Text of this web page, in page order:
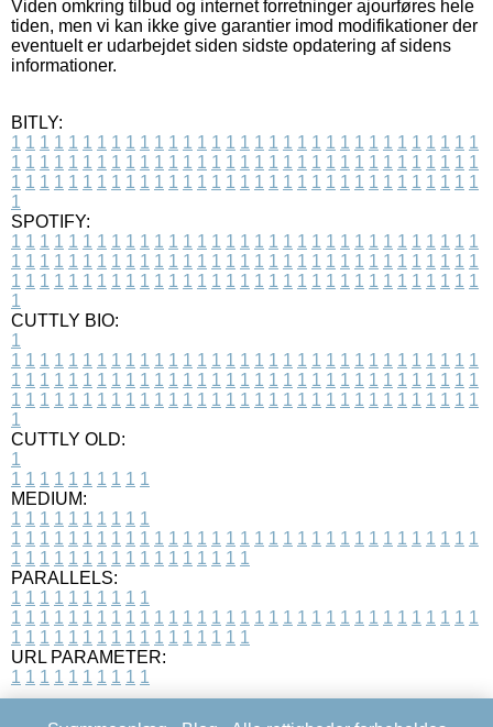
Viden omkring tilbud og internet forretninger ajourføres hele
tiden, men vi kan ikke give garantier imod modifikationer der
eventuelt er udarbejdet siden sidste opdatering af sidens
informationer.
BITLY:
1 1 1 1 1 1 1 1 1 1 1 1 1 1 1 1 1 1 1 1 1 1 1 1 1 1 1 1 1 1 1 1 1
1 1 1 1 1 1 1 1 1 1 1 1 1 1 1 1 1 1 1 1 1 1 1 1 1 1 1 1 1 1 1 1 1
1 1 1 1 1 1 1 1 1 1 1 1 1 1 1 1 1 1 1 1 1 1 1 1 1 1 1 1 1 1 1 1 1
1
SPOTIFY:
1 1 1 1 1 1 1 1 1 1 1 1 1 1 1 1 1 1 1 1 1 1 1 1 1 1 1 1 1 1 1 1 1
1 1 1 1 1 1 1 1 1 1 1 1 1 1 1 1 1 1 1 1 1 1 1 1 1 1 1 1 1 1 1 1 1
1 1 1 1 1 1 1 1 1 1 1 1 1 1 1 1 1 1 1 1 1 1 1 1 1 1 1 1 1 1 1 1 1
1
CUTTLY BIO:
1
1 1 1 1 1 1 1 1 1 1 1 1 1 1 1 1 1 1 1 1 1 1 1 1 1 1 1 1 1 1 1 1 1
1 1 1 1 1 1 1 1 1 1 1 1 1 1 1 1 1 1 1 1 1 1 1 1 1 1 1 1 1 1 1 1 1
1 1 1 1 1 1 1 1 1 1 1 1 1 1 1 1 1 1 1 1 1 1 1 1 1 1 1 1 1 1 1 1 1
1
CUTTLY OLD:
1
1 1 1 1 1 1 1 1 1 1
MEDIUM:
1 1 1 1 1 1 1 1 1 1
1 1 1 1 1 1 1 1 1 1 1 1 1 1 1 1 1 1 1 1 1 1 1 1 1 1 1 1 1 1 1 1 1
1 1 1 1 1 1 1 1 1 1 1 1 1 1 1 1 1
PARALLELS:
1 1 1 1 1 1 1 1 1 1
1 1 1 1 1 1 1 1 1 1 1 1 1 1 1 1 1 1 1 1 1 1 1 1 1 1 1 1 1 1 1 1 1
1 1 1 1 1 1 1 1 1 1 1 1 1 1 1 1 1
URL PARAMETER:
1 1 1 1 1 1 1 1 1 1